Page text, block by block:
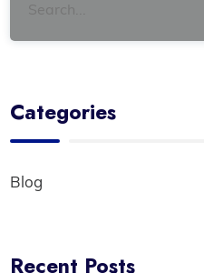
Categories
Blog
Recent Posts